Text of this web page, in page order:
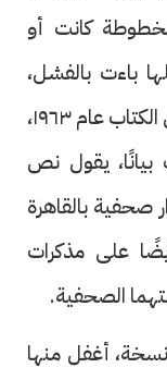
كانت أو
باءت بالفشل،
فاضطر أن يصدر طبعة ثانية خاصة من الكتاب عام ١٩٦٣،
يقول نص
صاحبا دار صحفية بالقاهرة
على مذكرات
الصحفية.
أغفل منها